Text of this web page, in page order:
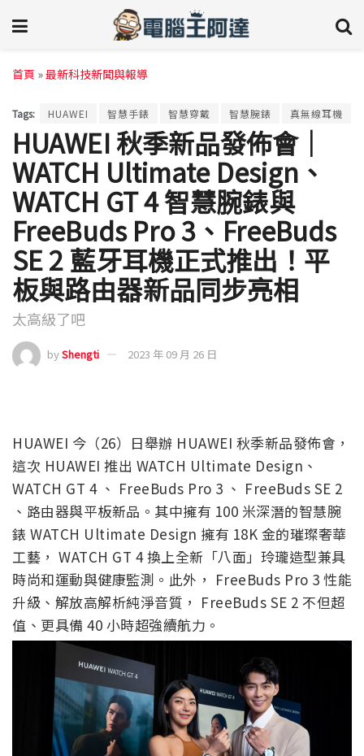
首頁 »最新科技新聞與報導
Tags: HUAWEI 智慧手錶 智慧穿戴 智慧腕錶 真無線耳機
HUAWEI 秋季新品發佈會｜
WATCH Ultimate Design、
WATCH GT 4 智慧腕錶與
FreeBuds Pro 3、FreeBuds
SE 2 藍牙耳機正式推出！平
板與路由器新品同步亮相
太高級了吧
byShengti 2023 年 09 月 26 日
HUAWEI 今（26）日舉辦 HUAWEI 秋季新品發佈會，
這次 HUAWEI 推出 WATCH Ultimate Design、
WATCH GT 4 、 FreeBuds Pro 3 、 FreeBuds SE 2
、路由器與平板新品。其中擁有 100 米深潛的智慧腕
錶 WATCH Ultimate Design 擁有 18K 金的璀璨奢華
工藝， WATCH GT 4 換上全新「八面」玲瓏造型兼具
時尚和運動與健康監測。此外， FreeBuds Pro 3 性能
升級、解放高解析純淨音質， FreeBuds SE 2 不但超
值、更具備 40 小時超強續航力。